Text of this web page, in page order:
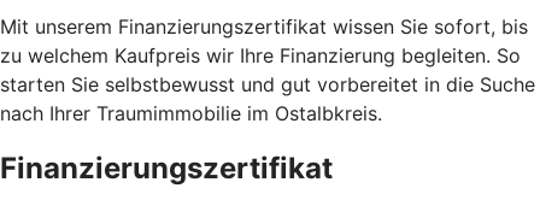
Mit unserem Finanzierungszertifikat wissen Sie sofort, bis
zu welchem Kaufpreis wir Ihre Finanzierung begleiten. So
starten Sie selbstbewusst und gut vorbereitet in die Suche
nach Ihrer Traumimmobilie im Ostalbkreis.
Finanzierungszertifikat